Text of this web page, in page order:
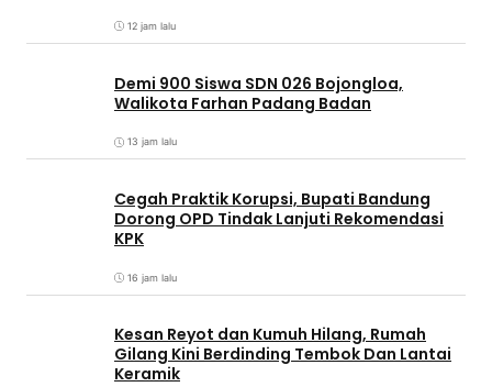
12 jam lalu
Demi 900 Siswa SDN 026 Bojongloa,
Walikota Farhan Padang Badan
13 jam lalu
Cegah Praktik Korupsi, Bupati Bandung
Dorong OPD Tindak Lanjuti Rekomendasi
KPK
16 jam lalu
Kesan Reyot dan Kumuh Hilang, Rumah
Gilang Kini Berdinding Tembok Dan Lantai
Keramik